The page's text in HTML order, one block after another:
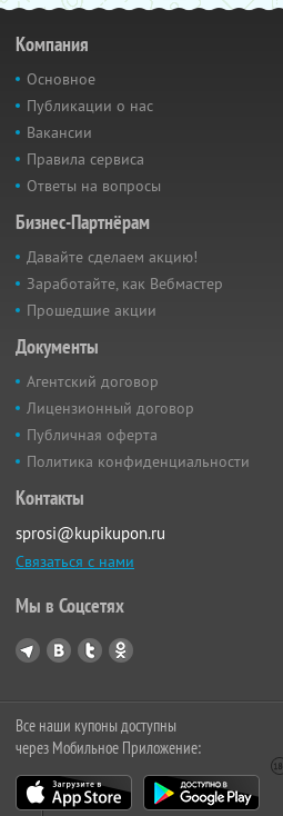
Компания
Основное
Публикации о нас
Вакансии
Правила сервиса
Ответы на вопросы
Бизнес-Партнёрам
Давайте сделаем акцию!
Заработайте, как Вебмастер
Прошедшие акции
Документы
Агентский договор
Лицензионный договор
Публичная оферта
Политика конфиденциальности
Контакты
sprosi@kupikupon.ru
Связаться с нами
Мы в Соцсетях
Все наши купоны доступны
через Мобильное Приложение: